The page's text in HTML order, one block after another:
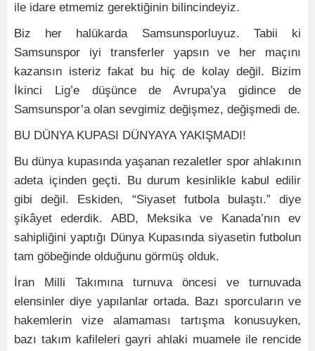
ile idare etmemiz gerektiğinin bilincindeyiz.
Biz her halükarda Samsunsporluyuz. Tabii ki
Samsunspor iyi transferler yapsın ve her maçını
kazansın isteriz fakat bu hiç de kolay değil. Bizim
İkinci Lig’e düşünce de Avrupa’ya gidince de
Samsunspor’a olan sevgimiz değişmez, değişmedi de.
BU DÜNYA KUPASI DÜNYAYA YAKIŞMADI!
Bu dünya kupasında yaşanan rezaletler spor ahlakının
adeta içinden geçti. Bu durum kesinlikle kabul edilir
gibi değil. Eskiden, “Siyaset futbola bulaştı.” diye
şikâyet ederdik. ABD, Meksika ve Kanada’nın ev
sahipliğini yaptığı Dünya Kupasında siyasetin futbolun
tam göbeğinde olduğunu görmüş olduk.
İran Milli Takımına turnuva öncesi ve turnuvada
elensinler diye yapılanlar ortada. Bazı sporcuların ve
hakemlerin vize alamaması tartışma konusuyken,
bazı takım kafileleri gayri ahlaki muamele ile rencide